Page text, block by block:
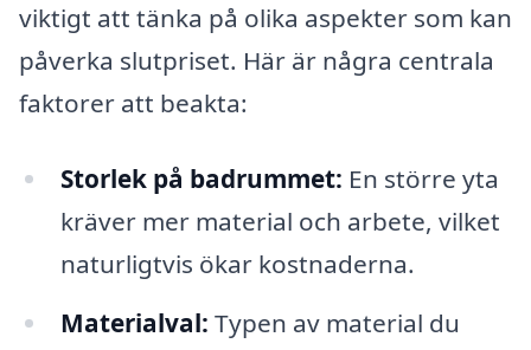
viktigt att tänka på olika aspekter som kan
påverka slutpriset. Här är några centrala
faktorer att beakta:
Storlek på badrummet: En större yta
kräver mer material och arbete, vilket
naturligtvis ökar kostnaderna.
Materialval: Typen av material du